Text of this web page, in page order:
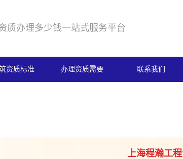
质办理多少钱一站式服务平台
资质标准 办理资质需要 联系我们
上海程瀚工